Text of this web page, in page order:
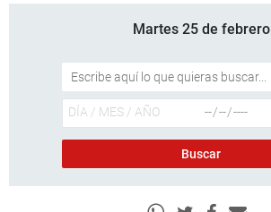
Martes 25 de febrero